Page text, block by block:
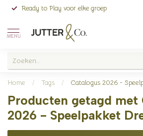
Ready to Play voor elke groep
MENU
Home / Tags / Catalogus 2026 -
Producten getagd met
2026 - Speelpakket